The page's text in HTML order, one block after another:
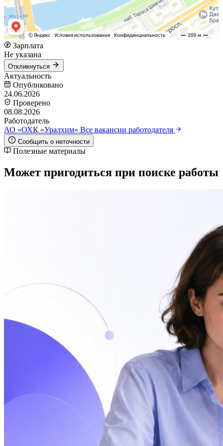
Зарплата
Не указана
Откликнуться
Актуальность
Опубликовано
24.06.2026
Проверено
08.08.2026
Работодатель
АО «ОХК «Уралхим» Все вакансии работодателя
Сообщить о неточности
Полезные материалы
Может пригодиться при поиске работы